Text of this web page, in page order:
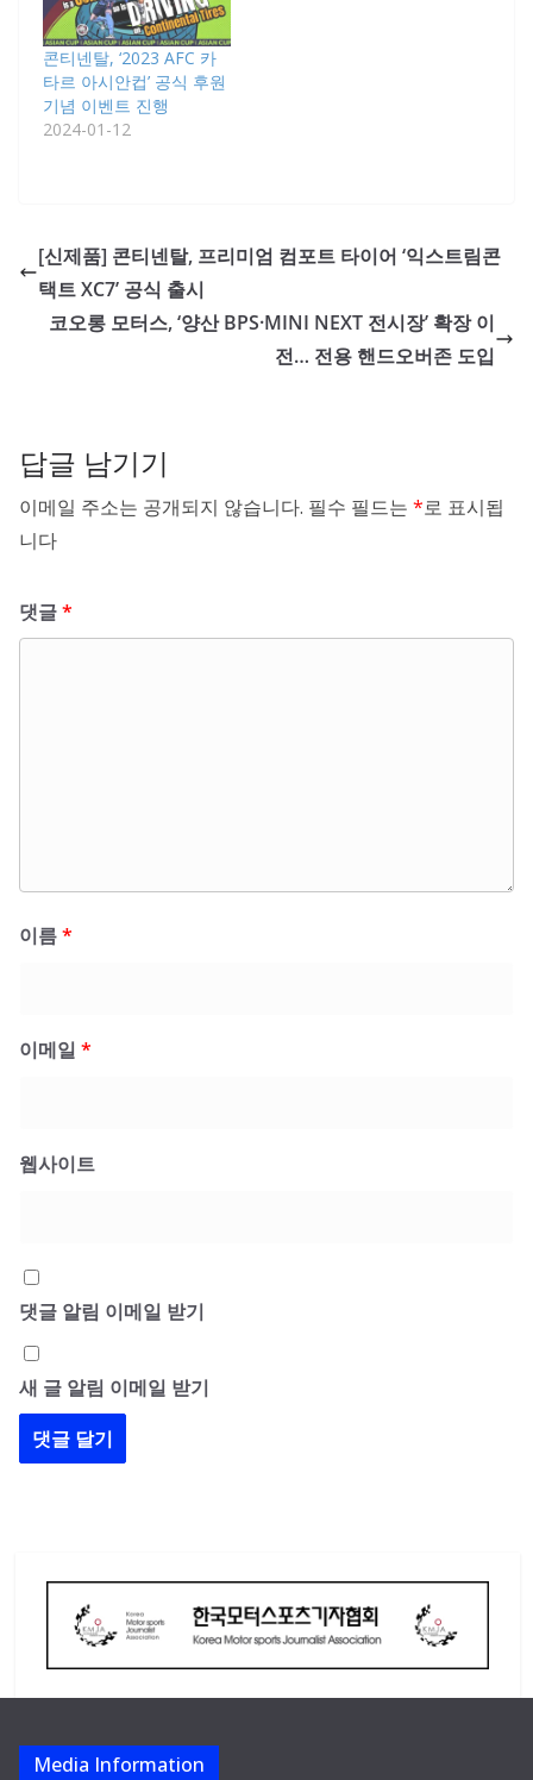
콘티넨탈, ‘2023 AFC 카
타르 아시안컵’ 공식 후원
기념 이벤트 진행
2024-01-12
[신제품] 콘티넨탈, 프리미엄 컴포트 타이어 ‘익스트림콘
택트 XC7’ 공식 출시
코오롱 모터스, ‘양산 BPS·MINI NEXT 전시장’ 확장 이
전… 전용 핸드오버존 도입
답글 남기기
이메일 주소는 공개되지 않습니다. 필수 필드는 *로 표시됩
니다
댓글*
이름*
이메일 *
웹사이트
댓글 알림 이메일 받기
새 글 알림 이메일 받기
Media Information